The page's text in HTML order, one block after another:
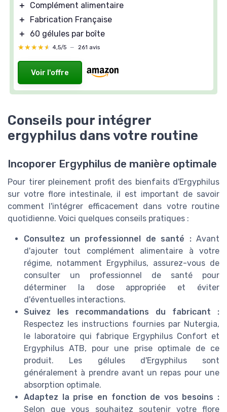
＋
Complément alimentaire
＋
Fabrication Française
＋
60 gélules par boîte
★★★★★
★★★★★ 4,5/5 — 261 avis
Voir l'offre
Conseils pour intégrer
ergyphilus dans votre routine
Incoporer Ergyphilus de manière optimale
Pour tirer pleinement profit des bienfaits d'Ergyphilus
sur votre flore intestinale, il est important de savoir
comment l'intégrer efficacement dans votre routine
quotidienne. Voici quelques conseils pratiques :
Consultez un professionnel de santé :Avant
d'ajouter tout complément alimentaire à votre
régime, notamment Ergyphilus, assurez-vous de
consulter un professionnel de santé pour
déterminer la dose appropriée et éviter
d'éventuelles interactions.
Suivez les recommandations du fabricant :
Respectez les instructions fournies par Nutergia,
le laboratoire qui fabrique Ergyphilus Confort et
Ergyphilus ATB, pour une prise optimale de ce
produit. Les gélules d'Ergyphilus sont
généralement à prendre avant un repas pour une
absorption optimale.
Adaptez la prise en fonction de vos besoins :
Selon que vous souhaitez soutenir votre flore